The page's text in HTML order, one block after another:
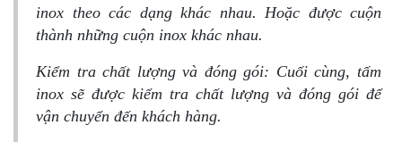
inox theo các dạng khác nhau. Hoặc được cuộn
thành những cuộn inox khác nhau.
Kiểm tra chất lượng và đóng gói: Cuối cùng, tấm
inox sẽ được kiểm tra chất lượng và đóng gói để
vận chuyển đến khách hàng.